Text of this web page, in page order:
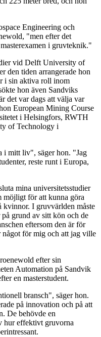
Engineering och
"men efter det
i gruvteknik."
vid Delft University of
den tiden arrangerade hon
i sin aktiva roll inom
hon även Sandviks
det var dags att välja var
European Mining Course
i Helsingfors, RWTH
of Technology i
i mitt liv", säger hon. "Jag
reste runt i Europa,
mina universitetsstudier
möjligt för att kunna göra
kvinnor. I gruvvärlden måste
grund av sitt kön och de
eftersom den är för
för mig och att jag ville
efter sin
Automation på Sandvik
en masterstudent.
bransch", säger hon.
på innovation och på att
De behövde en
hur effektivt gruvorna